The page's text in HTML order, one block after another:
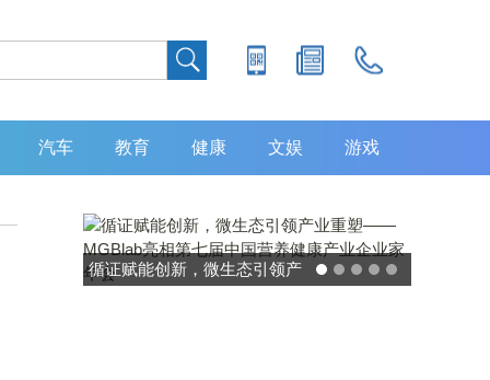
汽车 教育 健康 文娱 游戏
灵敏度超 80% 特异性 99%！